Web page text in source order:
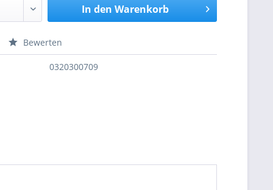
In den Warenkorb
Bewerten
0320300709